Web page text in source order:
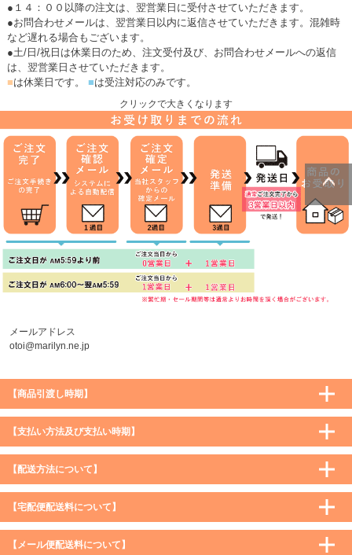
ページトッ
プへ
●１４：００以降の注文は、翌営業日に受付させていただきます。
●お問合わせメールは、翌営業日以内に返信させていただきます。混雑時
など遅れる場合もございます。
●土/日/祝日は休業日のため、注文受付及び、お問合わせメールへの返信
は、翌営業日させていただきます。
■は休業日です。 ■は受注対応のみです。
クリックで大きくなります
メールアドレス
otoi@marilyn.ne.jp
【商品引渡し時期】
【支払い方法及び支払い時期】
【配送方法について】
【宅配便配送料について】
購入価格 ／ 地域 通常 沖縄・離島など一部地域
【メール便配送料について】